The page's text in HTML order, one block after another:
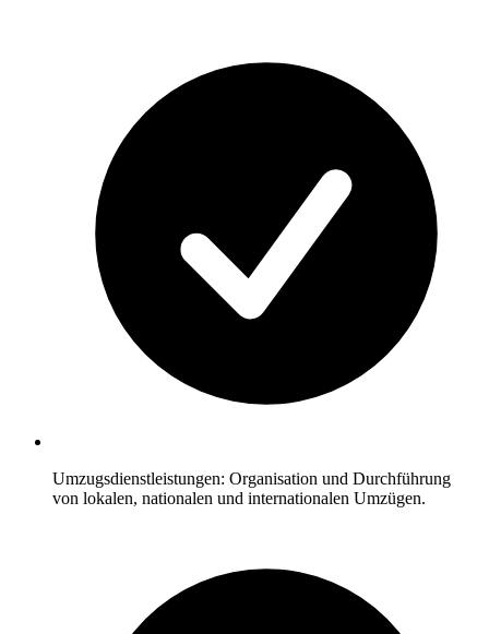
Umzugsdienstleistungen: Organisation und Durchführung
von lokalen, nationalen und internationalen Umzügen.